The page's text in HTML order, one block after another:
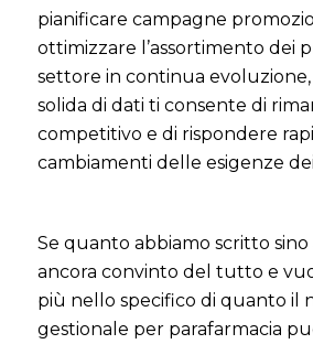
pianificare campagne
ottimizzare l’assortimento dei
settore in continua evoluzione,
solida di dati ti consente di
competitivo e di rispondere
cambiamenti delle esigenze
Se quanto abbiamo scritto sino
ancora convinto del tutto e
più nello specifico di quanto il
gestionale per parafarmacia